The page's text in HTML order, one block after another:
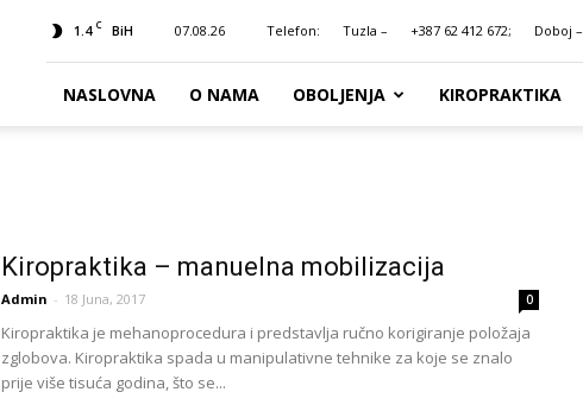
1.4 C BiH 07.08.26 Telefon: Tuzla – +387 62 412 672; Doboj –
NASLOVNA O NAMA OBOLJENJA KIROPRAKTIKA
Kiropraktika – manuelna mobilizacija
Admin - 18 Juna, 2017 0
Kiropraktika je mehanoprocedura i predstavlja ručno korigiranje položaja
zglobova. Kiropraktika spada u manipulativne tehnike za koje se znalo
prije više tisuća godina, što se...